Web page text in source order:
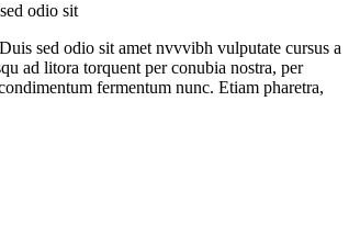
odio sit
sed odio sit amet nvvvibh vulputate cursus a
ad litora torquent per conubia nostra, per
fermentum nunc. Etiam pharetra,